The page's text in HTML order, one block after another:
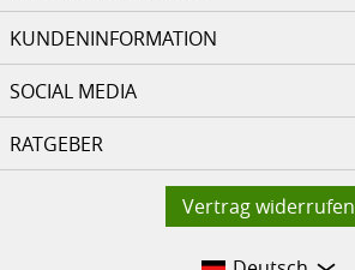
KUNDENINFORMATION
SOCIAL MEDIA
RATGEBER
Vertrag widerrufen